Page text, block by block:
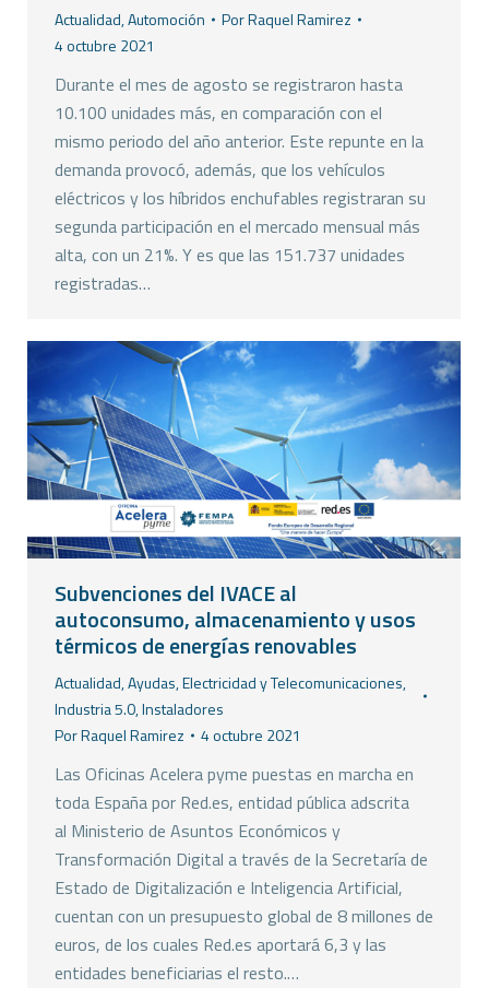
Actualidad,Automoción PorRaquel Ramirez
4 octubre 2021
Durante el mes de agosto se registraron hasta
10.100 unidades más, en comparación con el
mismo periodo del año anterior. Este repunte en la
demanda provocó, además, que los vehículos
eléctricos y los híbridos enchufables registraran su
segunda participación en el mercado mensual más
alta, con un 21%. Y es que las 151.737 unidades
registradas…
Subvenciones del IVACE al
autoconsumo, almacenamiento y usos
térmicos de energías renovables
Actualidad,Ayudas,Electricidad y Telecomunicaciones,
Industria 5.0,Instaladores
PorRaquel Ramirez 4 octubre 2021
Las Oficinas Acelera pyme puestas en marcha en
toda España por Red.es, entidad pública adscrita
al Ministerio de Asuntos Económicos y
Transformación Digital a través de la Secretaría de
Estado de Digitalización e Inteligencia Artificial,
cuentan con un presupuesto global de 8 millones de
euros, de los cuales Red.es aportará 6,3 y las
entidades beneficiarias el resto.…